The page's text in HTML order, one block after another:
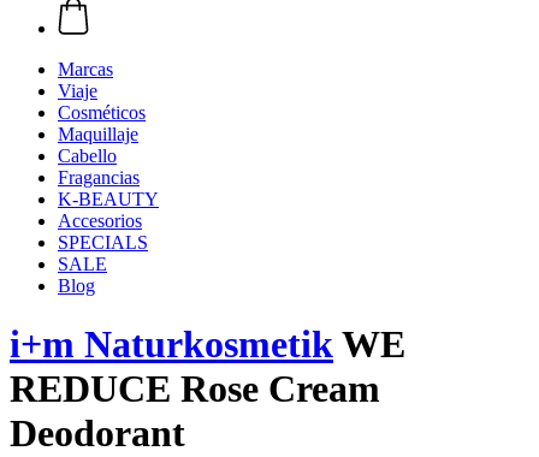
Marcas
Viaje
Cosméticos
Maquillaje
Cabello
Fragancias
K-BEAUTY
Accesorios
SPECIALS
SALE
Blog
i+m NaturkosmetikWE
REDUCE Rose Cream
Deodorant